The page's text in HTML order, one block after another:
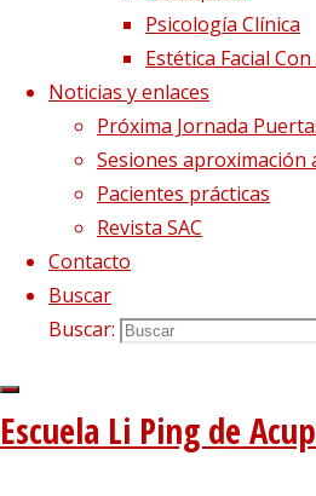
Psicología Clínica
Estética Facial
Noticias y enlaces
Próxima Jornada
Sesiones aproximación
Pacientes prácticas
Revista SAC
Contacto
Buscar
Buscar:
Escuela Li Ping de
Nanjing
Chinese
SI QUIERES
AUTÉNTICA